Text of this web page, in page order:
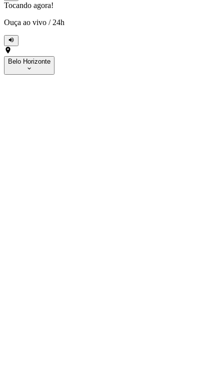
Tocando agora!
Ouça ao vivo / 24h
Belo Horizonte